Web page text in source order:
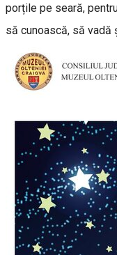
porțile pe seară,
să cunoască, să vadă